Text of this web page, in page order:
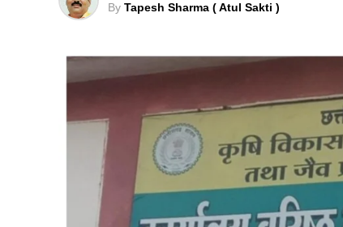
By Tapesh Sharma ( Atul Sakti )